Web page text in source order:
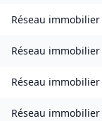
Réseau immobilier
Réseau immobilier
Réseau immobilier
Réseau immobilier